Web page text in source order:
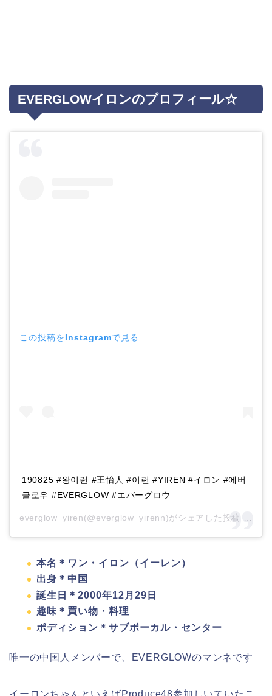
EVERGLOWイロンのプロフィール☆
この投稿をInstagramで見る
190825 #왕이런 #王怡人 #이런 #YIREN #イロン #에버
글로우 #EVERGLOW #エバーグロウ
本名＊ワン・イロン（イーレン）
出身＊中国
誕生日＊2000年12月29日
趣味＊買い物・料理
ポディション＊サブボーカル・センター
唯一の中国人メンバーで、EVERGLOWのマンネです
イーロンちゃんといえばProduce48参加しいていたこ